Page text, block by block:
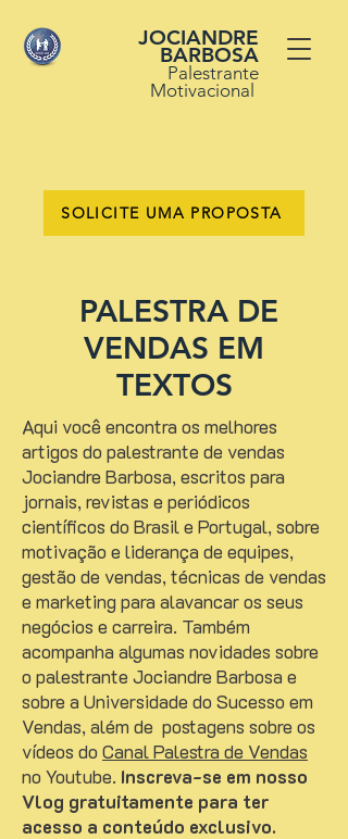
JOCIANDRE
BARBOSA
Palestrante
Motivacional
SOLICITE UMA PROPOSTA
PALESTRA DE
VENDAS EM
TEXTOS
Aqui você encontra os melhores
artigos do palestrante de vendas
Jociandre Barbosa, escritos para
jornais, revistas e periódicos
científicos do Brasil e Portugal, sobre
motivação e liderança de equipes,
gestão de vendas, técnicas de vendas
e marketing para alavancar os seus
negócios e carreira. Também
acompanha algumas novidades sobre
o palestrante Jociandre Barbosa e
sobre a Universidade do Sucesso em
Vendas, além de postagens sobre os
vídeos do Canal Palestra de Vendas
no Youtube. Inscreva-se em nosso
Vlog gratuitamente para ter
acesso a conteúdo exclusivo.